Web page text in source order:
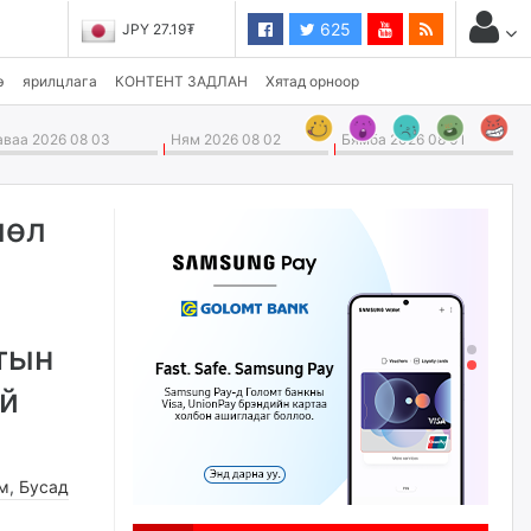
JPY 27.19₮ 625
ярилцлага КОНТЕНТ ЗАДЛАН Хятад орноор
2026 08 03 Ням 2026 08 02 Бямба 2026 08 01
, Бусад